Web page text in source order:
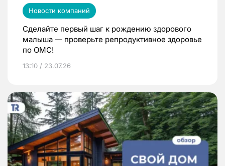
Новости компаний
Сделайте первый шаг к рождению здорового
малыша — проверьте репродуктивное здоровье
по ОМС!
13:10 / 23.07.26